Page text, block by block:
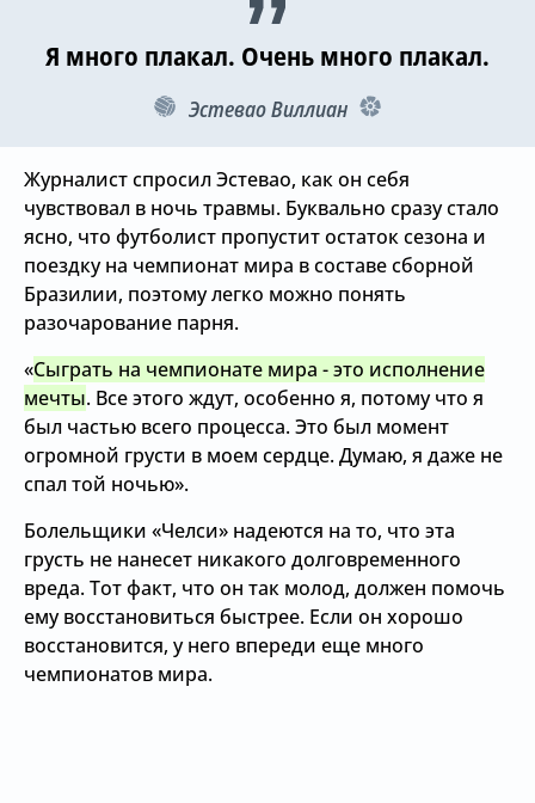
Я много плакал. Очень много плакал.
Эстевао Виллиан
Журналист спросил Эстевао, как он себя
чувствовал в ночь травмы. Буквально сразу стало
ясно, что футболист пропустит остаток сезона и
поездку на чемпионат мира в составе сборной
Бразилии, поэтому легко можно понять
разочарование парня.
«Сыграть на чемпионате мира - это исполнение
мечты. Все этого ждут, особенно я, потому что я
был частью всего процесса. Это был момент
огромной грусти в моем сердце. Думаю, я даже не
спал той ночью».
Болельщики «Челси» надеются на то, что эта
грусть не нанесет никакого долговременного
вреда. Тот факт, что он так молод, должен помочь
ему восстановиться быстрее. Если он хорошо
восстановится, у него впереди еще много
чемпионатов мира.